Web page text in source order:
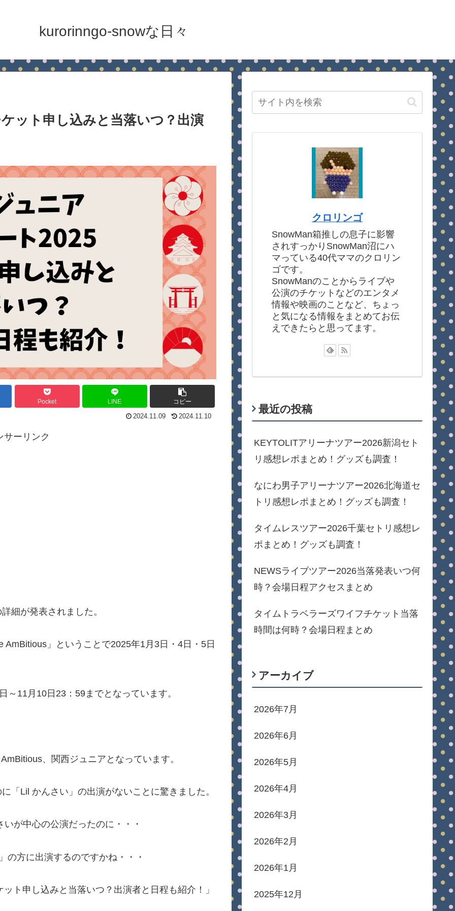
kurorinngo-snowな日々
ット申し込みと当落いつ？出演
Pocket LINE コピー
2024.11.09 2024.11.10
サーリンク
細が発表されました。
」ということで2025年1月3日・4日・5日
11月10日23：59までとなっています。
、関西ジュニアとなっています。
「Lil かんさい」の出演がないことに驚きました。
が中心の公演だったのに・・・
の方に出演するのですかね・・・
ト申し込みと当落いつ？出演者と日程も紹介！」
クロリンゴ
SnowMan箱推しの息子に影響
されすっかりSnowMan沼にハ
マっている40代ママのクロリン
ゴです。
SnowManのことからライブや
公演のチケットなどのエンタメ
情報や映画のことなど、ちょっ
と気になる情報をまとめてお伝
えできたらと思ってます。
最近の投稿
KEYTOLITアリーナツアー2026新潟セト
リ感想レポまとめ！グッズも調査！
なにわ男子アリーナツアー2026北海道セ
トリ感想レポまとめ！グッズも調査！
タイムレスツアー2026千葉セトリ感想レ
ポまとめ！グッズも調査！
NEWSライブツアー2026当落発表いつ何
時？会場日程アクセスまとめ
タイムトラベラーズワイフチケット当落
時間は何時？会場日程まとめ
アーカイブ
2026年7月
2026年6月
2026年5月
2026年4月
2026年3月
2026年2月
2026年1月
2025年12月